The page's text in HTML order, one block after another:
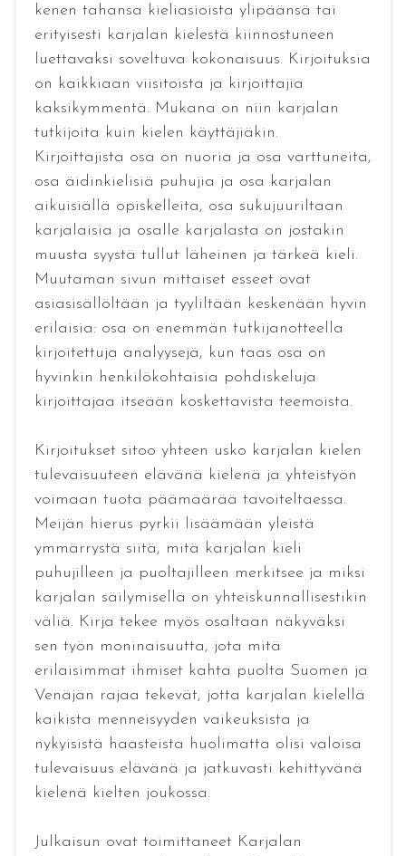
kenen tahansa kieliasioista ylipäänsä tai
erityisesti karjalan kielestä kiinnostuneen
luettavaksi soveltuva kokonaisuus. Kirjoituksia
on kaikkiaan viisitoista ja kirjoittajia
kaksikymmentä. Mukana on niin karjalan
tutkijoita kuin kielen käyttäjiäkin.
Kirjoittajista osa on nuoria ja osa varttuneita,
osa äidinkielisiä puhujia ja osa karjalan
aikuisiällä opiskelleita, osa sukujuuriltaan
karjalaisia ja osalle karjalasta on jostakin
muusta syystä tullut läheinen ja tärkeä kieli.
Muutaman sivun mittaiset esseet ovat
asiasisällöltään ja tyyliltään keskenään hyvin
erilaisia: osa on enemmän tutkijanotteella
kirjoitettuja analyysejä, kun taas osa on
hyvinkin henkilökohtaisia pohdiskeluja
kirjoittajaa itseään koskettavista teemoista.
Kirjoitukset sitoo yhteen usko karjalan kielen
tulevaisuuteen elävänä kielenä ja yhteistyön
voimaan tuota päämäärää tavoiteltaessa.
Meijän hierus pyrkii lisäämään yleistä
ymmärrystä siitä, mitä karjalan kieli
puhujilleen ja puoltajilleen merkitsee ja miksi
karjalan säilymisellä on yhteiskunnallisestikin
väliä. Kirja tekee myös osaltaan näkyväksi
sen työn moninaisuutta, jota mitä
erilaisimmat ihmiset kahta puolta Suomen ja
Venäjän rajaa tekevät, jotta karjalan kielellä
kaikista menneisyyden vaikeuksista ja
nykyisistä haasteista huolimatta olisi valoisa
tulevaisuus elävänä ja jatkuvasti kehittyvänä
kielenä kielten joukossa.
Julkaisun ovat toimittaneet Karjalan